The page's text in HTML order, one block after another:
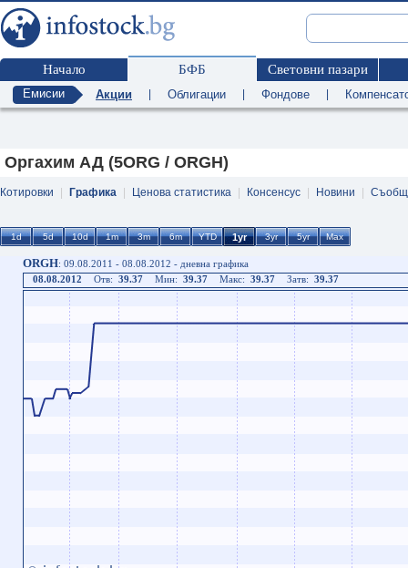
Начало БФБ Световни пазари
Емисии Акции Облигации Фондове
Оргахим АД (5ORG / ORGH)
Котировки Графика Ценова статистика Консенсус Новини
ORGH: 09.08.2011 - 08.08.2012 - дневна графика
08.08.2012
Отв: 39.37 Мин: 39.37 Макс: 39.37 Затв: 39.37